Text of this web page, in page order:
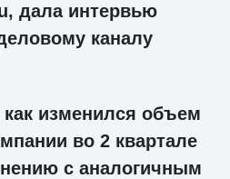
дала интервью
каналу
изменился объем
во 2 квартале
с аналогичным